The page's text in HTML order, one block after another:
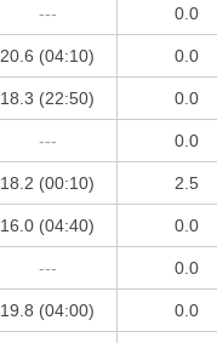
--- 0.0
20.6 (04:10) 0.0
18.3 (22:50) 0.0
--- 0.0
18.2 (00:10) 2.5
16.0 (04:40) 0.0
--- 0.0
19.8 (04:00) 0.0